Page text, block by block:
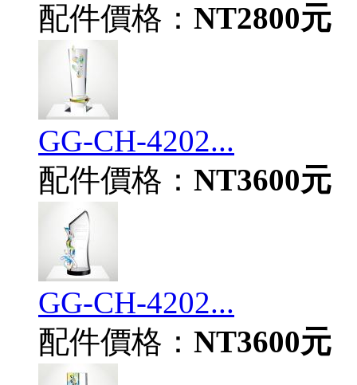
配件價格： NT2800元
GG-CH-4202...
配件價格： NT3600元
GG-CH-4202...
配件價格： NT3600元